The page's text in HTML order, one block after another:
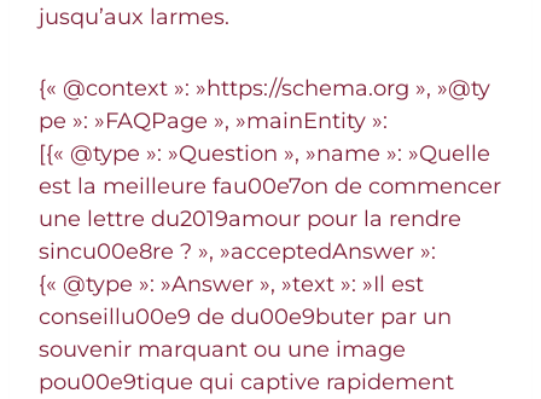
jusqu’aux larmes.
{« @context »: »https://schema.org », »@ty
pe »: »FAQPage », »mainEntity »:
[{« @type »: »Question », »name »: »Quelle
est la meilleure fau00e7on de commencer
une lettre du2019amour pour la rendre
sincu00e8re ? », »acceptedAnswer »:
{« @type »: »Answer », »text »: »Il est
conseillu00e9 de du00e9buter par un
souvenir marquant ou une image
pou00e9tique qui captive rapidement